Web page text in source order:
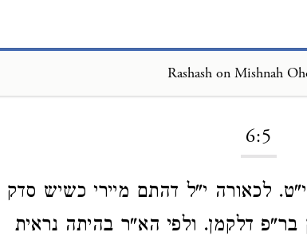
Rashash on Mishnah
6:5
לכאורה י"ל דהתם מיירי כשיש סדק
בר"פ דלקמן. ולפי הא"ר בהיתה נראית